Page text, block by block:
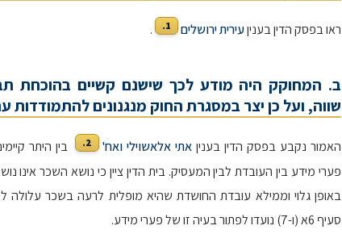
ראו בפסק הדין בעניןעירית ירושלים 1.
.
ב. המחוקק היה מודע לכך שישנם קשיים בהוכחת
שווה, ועל כן יצר במסגרת החוק מנגנונים להתמודדות
האמור נקבע בפסק הדין בעניןאתי אלאשוילי ואח' 2.
בין היתר
פערי מידע בין העובדת לבין המעסיק. בית הדין ציין כי נושא השכר אינו
באופן גלוי וממילא עובדת החושדת שהיא מופלית לרעה בשכר
סעיף 6א (ו-7) נועדו לפתור בעיה זו של פערי מידע.